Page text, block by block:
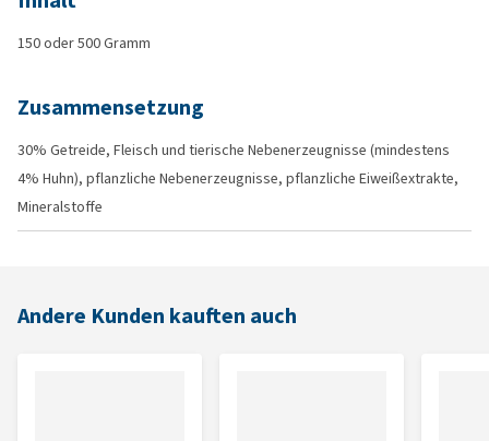
150 oder 500 Gramm
Zusammensetzung
30% Getreide, Fleisch und tierische Nebenerzeugnisse (mindestens
4% Huhn), pflanzliche Nebenerzeugnisse, pflanzliche Eiweißextrakte,
Mineralstoffe
Andere Kunden kauften auch